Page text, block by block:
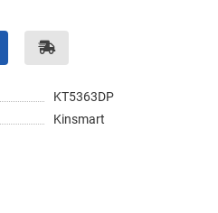
KT5363DP
Kinsmart